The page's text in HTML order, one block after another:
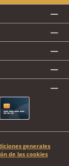
generales
de las cookies